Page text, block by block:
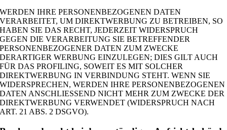
WERDEN IHRE PERSONENBEZOGENEN DATEN
VERARBEITET, UM DIREKTWERBUNG ZU BETREIBEN, SO
HABEN SIE DAS RECHT, JEDERZEIT WIDERSPRUCH
GEGEN DIE VERARBEITUNG SIE BETREFFENDER
PERSONENBEZOGENER DATEN ZUM ZWECKE
DERARTIGER WERBUNG EINZULEGEN; DIES GILT AUCH
FÜR DAS PROFILING, SOWEIT ES MIT SOLCHER
DIREKTWERBUNG IN VERBINDUNG STEHT. WENN SIE
WIDERSPRECHEN, WERDEN IHRE PERSONENBEZOGENEN
DATEN ANSCHLIESSEND NICHT MEHR ZUM ZWECKE DER
DIREKTWERBUNG VERWENDET (WIDERSPRUCH NACH
ART. 21 ABS. 2 DSGVO).